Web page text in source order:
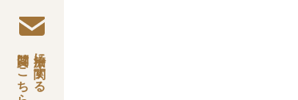
治療に関する
質問はこちら